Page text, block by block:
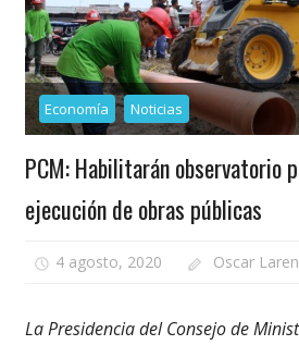
Economía Noticias
PCM: Habilitarán observatorio
ejecución de obras públicas
4 agosto, 2020 Oscar
La Presidencia del Consejo de